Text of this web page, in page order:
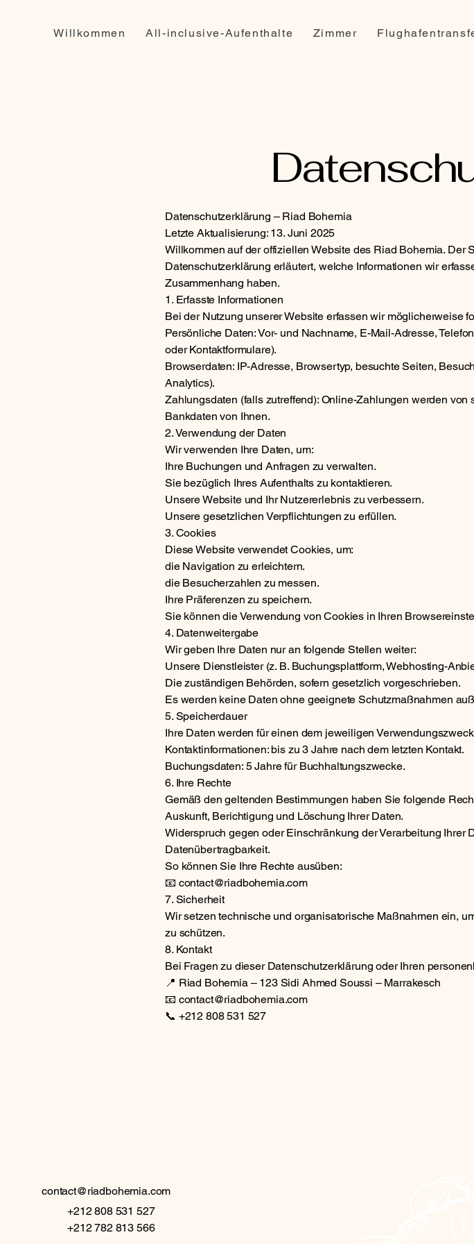
Willkommen All-inclusive-Aufenthalte Zimmer
Datenschutzerklärung – Riad Bohemia
Letzte Aktualisierung: 13. Juni 2025
Willkommen auf der offiziellen Website des Riad Bohemia. Der
Datenschutzerklärung erläutert, welche Informationen wir
Zusammenhang haben.
1. Erfasste Informationen
Bei der Nutzung unserer Website erfassen wir möglicherweise
Persönliche Daten: Vor- und Nachname, E-Mail-Adresse,
oder Kontaktformulare).
Browserdaten: IP-Adresse, Browsertyp, besuchte Seiten,
Analytics).
Zahlungsdaten (falls zutreffend): Online-Zahlungen werden
Bankdaten von Ihnen.
2. Verwendung der Daten
Wir verwenden Ihre Daten, um:
Ihre Buchungen und Anfragen zu verwalten.
Sie bezüglich Ihres Aufenthalts zu kontaktieren.
Unsere Website und Ihr Nutzererlebnis zu verbessern.
Unsere gesetzlichen Verpflichtungen zu erfüllen.
3. Cookies
Diese Website verwendet Cookies, um:
die Navigation zu erleichtern.
die Besucherzahlen zu messen.
Ihre Präferenzen zu speichern.
Sie können die Verwendung von Cookies in Ihren
4. Datenweitergabe
Wir geben Ihre Daten nur an folgende Stellen weiter:
Unsere Dienstleister (z. B. Buchungsplattform, Webhosting-
Die zuständigen Behörden, sofern gesetzlich vorgeschrieben.
Es werden keine Daten ohne geeignete Schutzmaßnahmen
5. Speicherdauer
Ihre Daten werden für einen dem jeweiligen
Kontaktinformationen: bis zu 3 Jahre nach dem letzten Kontakt.
Buchungsdaten: 5 Jahre für Buchhaltungszwecke.
6. Ihre Rechte
Gemäß den geltenden Bestimmungen haben Sie folgende
Auskunft, Berichtigung und Löschung Ihrer Daten.
Widerspruch gegen oder Einschränkung der Verarbeitung Ihrer
Datenübertragbarkeit.
So können Sie Ihre Rechte ausüben:
📧 contact@riadbohemia.com
7. Sicherheit
Wir setzen technische und organisatorische Maßnahmen ein,
zu schützen.
8. Kontakt
Bei Fragen zu dieser Datenschutzerklärung oder Ihren
📍 Riad Bohemia – 123 Sidi Ahmed Soussi – Marrakesch
📧 contact@riadbohemia.com
📞 +212 808 531 527
contact@riadbohemia.com
+212 808 531 527
+212 782 813 566